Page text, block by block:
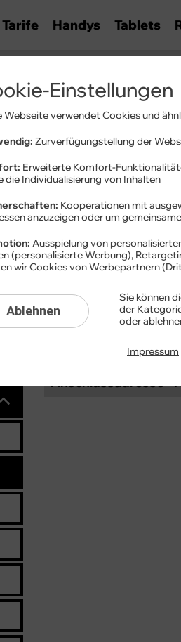
Tarife Handys Tablets
und
Anschlussadresse
Anschlussadresse
Anschlussadresse
Anschlussadresse -
Einstellungen
Webseite verwendet Cookies und
Zurverfügungstellung der
Erweiterte Komfort-
die Individualisierung von Inhalten
Kooperationen mit
anzuzeigen oder um
Ausspielung von
(personalisierte Werbung),
wir Cookies von Werbepartnern
Ablehnen
Sie können
der
oder
Impressum